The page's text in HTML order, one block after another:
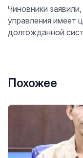
Чиновники
управления имеет
долгожданной
Похожее